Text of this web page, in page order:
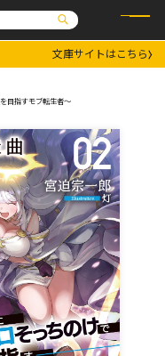
ルス
ルスf
STORE
ーラップ広報室
い合わせはこちら
ス
スf
文庫サイトはこちら
目指すモブ転生者～